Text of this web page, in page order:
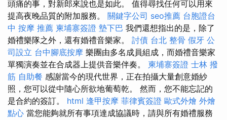
頭痛的事，對新郎來說也是如此。 值得尋找任何可以用來
提高夜晚品質的附加服務。 關鍵字公司 seo推薦 台胞證台
中 按摩 推薦 柬埔寨簽證 墊下巴 我們還想指出的是，除了
婚禮樂隊之外，還有婚禮音樂家。 討債 台北 整骨 假牙 公
司設立 台中腳底按摩 樂團由多名成員組成，而婚禮音樂家
單獨演奏並在合成器上提供音樂伴奏。 柬埔寨簽證 士林 撥
筋 自助餐 感謝當今的現代世界，正在拍攝大量創意婚紗
照，您可以從中隨心所欲地葡萄乾。 然而，您不能忘記的
是合約的簽訂。 html 逢甲按摩 菲律賓簽證 歐式外燴 外燴
點心 當您能夠就所有事項達成協議時，請與所有婚禮服務